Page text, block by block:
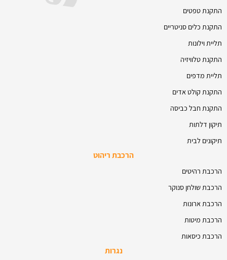
התקנת טפטים
התקנת כלים סניטריים
תליית וילונות
התקנת טלוויזיה
תליית מדפים
התקנת קולט אדים
התקנת חבל כביסה
תיקון דלתות
תיקונים לבית
הרכבת ריהוט
הרכבת רהיטים
הרכבת שולחן סנוקר
הרכבת ארונות
הרכבת מיטות
הרכבת כיסאות
נגרות